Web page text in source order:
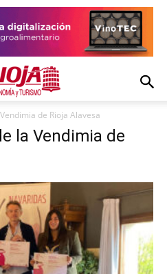
de Rioja Alavesa
la Vendimia de